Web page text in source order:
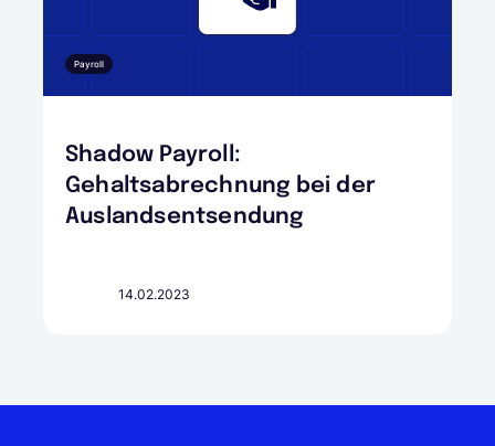
Payroll
Shadow Payroll:
Gehaltsabrechnung bei der
Auslandsentsendung
14.02.2023